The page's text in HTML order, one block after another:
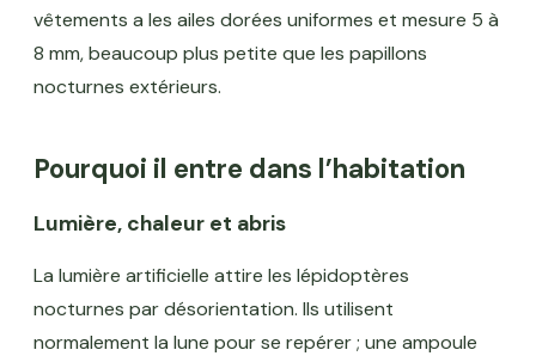
vêtements a les ailes dorées uniformes et mesure 5 à
8 mm, beaucoup plus petite que les papillons
nocturnes extérieurs.
Pourquoi il entre dans l’habitation
Lumière, chaleur et abris
La lumière artificielle attire les lépidoptères
nocturnes par désorientation. Ils utilisent
normalement la lune pour se repérer ; une ampoule